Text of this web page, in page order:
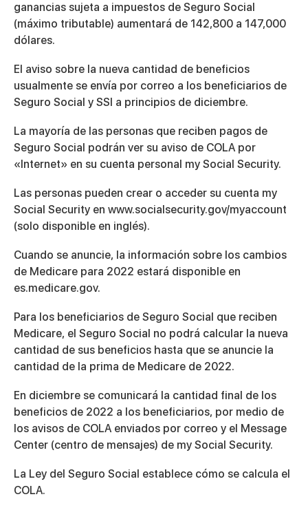
ganancias sujeta a impuestos de Seguro Social
(máximo tributable) aumentará de 142,800 a 147,000
dólares.
El aviso sobre la nueva cantidad de beneficios
usualmente se envía por correo a los beneficiarios de
Seguro Social y SSI a principios de diciembre.
La mayoría de las personas que reciben pagos de
Seguro Social podrán ver su aviso de COLA por
«Internet» en su cuenta personal my Social Security.
Las personas pueden crear o acceder su cuenta my
Social Security en www.socialsecurity.gov/myaccount
(solo disponible en inglés).
Cuando se anuncie, la información sobre los cambios
de Medicare para 2022 estará disponible en
es.medicare.gov.
Para los beneficiarios de Seguro Social que reciben
Medicare, el Seguro Social no podrá calcular la nueva
cantidad de sus beneficios hasta que se anuncie la
cantidad de la prima de Medicare de 2022.
En diciembre se comunicará la cantidad final de los
beneficios de 2022 a los beneficiarios, por medio de
los avisos de COLA enviados por correo y el Message
Center (centro de mensajes) de my Social Security.
La Ley del Seguro Social establece cómo se calcula el
COLA.